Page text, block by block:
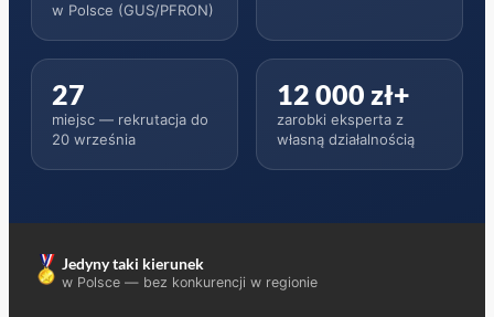
w Polsce (GUS/PFRON)
27
miejsc — rekrutacja do
20 września
12 000 zł+
zarobki eksperta z
własną działalnością
Jedyny taki kierunek
w Polsce — bez konkurencji w regionie